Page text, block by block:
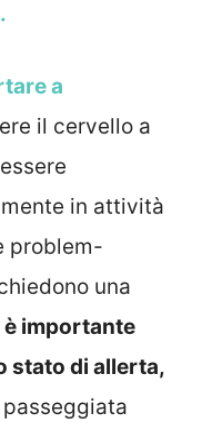
a
il cervello a
in attività
problem-
una
è importante
stato di allerta,
passeggiata